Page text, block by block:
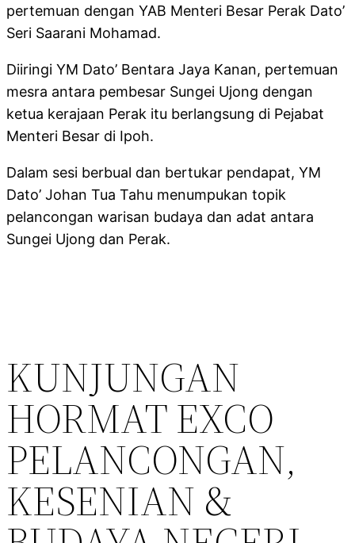
pertemuan dengan YAB Menteri Besar Perak Dato’
Seri Saarani Mohamad.
Diiringi YM Dato’ Bentara Jaya Kanan, pertemuan
mesra antara pembesar Sungei Ujong dengan
ketua kerajaan Perak itu berlangsung di Pejabat
Menteri Besar di Ipoh.
Dalam sesi berbual dan bertukar pendapat, YM
Dato’ Johan Tua Tahu menumpukan topik
pelancongan warisan budaya dan adat antara
Sungei Ujong dan Perak.
KUNJUNGAN
HORMAT EXCO
PELANCONGAN,
KESENIAN &